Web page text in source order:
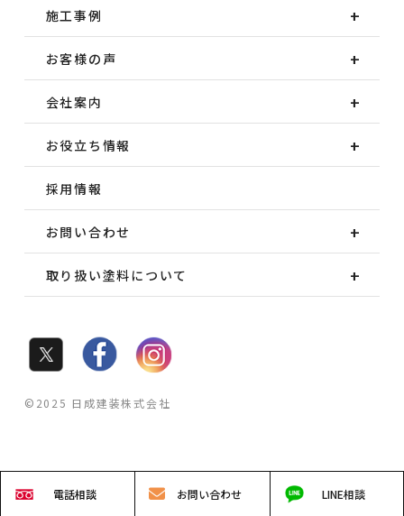
電話相談 お問い合わせ LINE相談
施工事例
お客様の声
会社案内
お役立ち情報
採用情報
お問い合わせ
取り扱い塗料について
©2025 日成建装株式会社